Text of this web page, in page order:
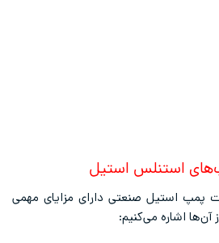
استنلس استیل
پمپ استیل صنعتی دارای مزایای مهمی
اشاره می‌کنیم: